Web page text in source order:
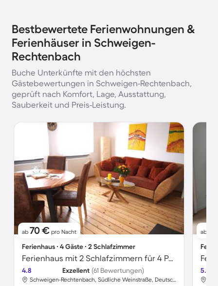
Bestbewertete Ferienwohnungen &
Ferienhäuser in Schweigen-
Rechtenbach
Buche Unterkünfte mit den höchsten
Gästebewertungen in Schweigen-Rechtenbach,
geprüft nach Komfort, Lage, Ausstattung,
Sauberkeit und Preis-Leistung.
ab 70 € pro Nacht
Ferienhaus ∙ 4 Gäste ∙ 2 Schlafzimmer
Ferienhaus mit 2 Schlafzimmern für 4 Personen
4.8 Exzellent (61 Bewertungen)
Schweigen-Rechtenbach, Südliche Weinstraße, Deutschland
ab
5.0